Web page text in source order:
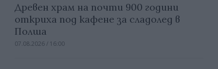
Древен храм на почти 900 години
откриха под кафене за сладолед в
Полша
07.08.2026 / 16:00